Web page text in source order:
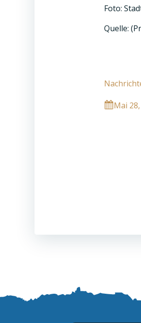
Foto:
Quelle:
Mai